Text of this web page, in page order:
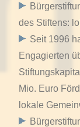
des Stiftens:
Seit 1996
Engagierten
Mio. Euro
lokale